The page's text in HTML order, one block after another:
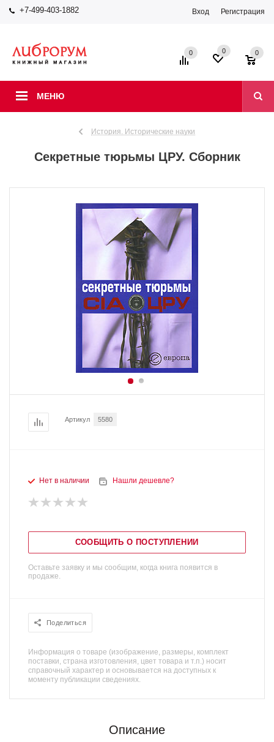
+7-499-403-1882 Вход Регистрация
МЕНЮ
0 0 0
История. Исторические науки
Секретные тюрьмы ЦРУ. Сборник
Артикул 5580
Нет в наличии Нашли дешевле?
СООБЩИТЬ О ПОСТУПЛЕНИИ
Оставьте заявку и мы сообщим, когда книга появится в
продаже.
Поделиться
Информация о товаре (изображение, размеры, комплект
поставки, страна изготовления, цвет товара и т.п.) носит
справочный характер и основывается на доступных к
моменту публикации сведениях.
Описание